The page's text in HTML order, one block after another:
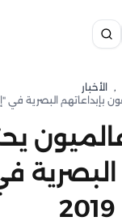
, الأخبار
البصرية في
البصرية